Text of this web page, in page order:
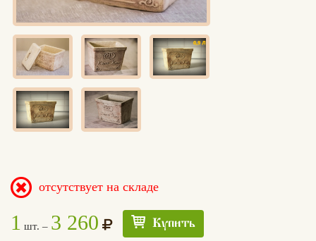
отсутствует на складе
1 шт. – 3 260 Купить